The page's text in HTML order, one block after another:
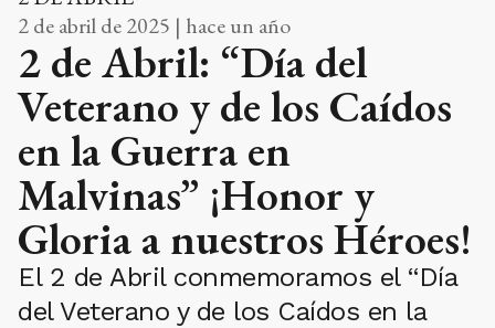
2 de abril de 2025 | hace un año
2 de Abril: “Día del
Veterano y de los Caídos
en la Guerra en
Malvinas” ¡Honor y
Gloria a nuestros Héroes!
El 2 de Abril conmemoramos el “Día
del Veterano y de los Caídos en la